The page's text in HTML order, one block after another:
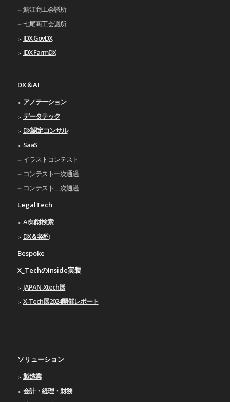
鯖江商工会議所
七尾商工会議所
IDX GovDX
IDX FarmDX
DX＆AI
アノテーション
データテック
DX認定コンサル
SaaS
イラストコンテスト
コンテスト一次通過
コンテスト二次通過
LegalTech
AI知財検索
DX＆契約
Bespoke
X_TechのInside実装
JAPAN-Xtech展
X-Tech展2024開催レポート
ソリューション
製造業
会計・経理・財務